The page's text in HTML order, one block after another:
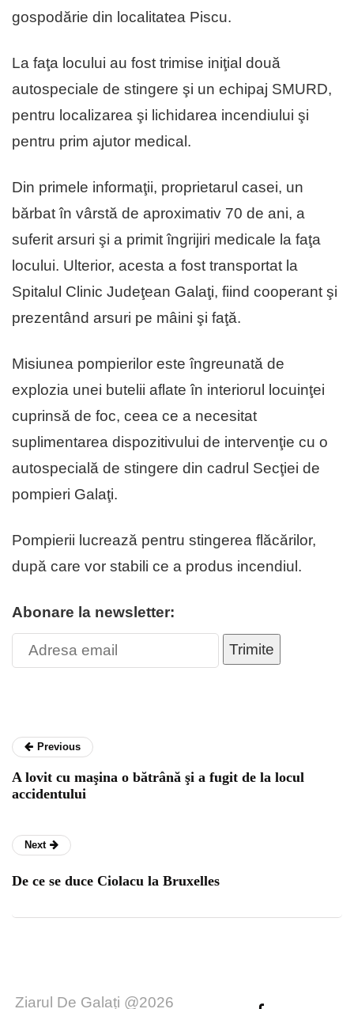
gospodărie din localitatea Piscu.
La faţa locului au fost trimise iniţial două
autospeciale de stingere şi un echipaj SMURD,
pentru localizarea şi lichidarea incendiului şi
pentru prim ajutor medical.
Din primele informaţii, proprietarul casei, un
bărbat în vârstă de aproximativ 70 de ani, a
suferit arsuri şi a primit îngrijiri medicale la faţa
locului. Ulterior, acesta a fost transportat la
Spitalul Clinic Judeţean Galaţi, fiind cooperant şi
prezentând arsuri pe mâini şi faţă.
Misiunea pompierilor este îngreunată de
explozia unei butelii aflate în interiorul locuinţei
cuprinsă de foc, ceea ce a necesitat
suplimentarea dispozitivului de intervenţie cu o
autospecială de stingere din cadrul Secţiei de
pompieri Galaţi.
Pompierii lucrează pentru stingerea flăcărilor,
după care vor stabili ce a produs incendiul.
Abonare la newsletter:
Trimite
Previous
A lovit cu maşina o bătrână şi a fugit de la locul
accidentului
Next
De ce se duce Ciolacu la Bruxelles
Ziarul De Galați @2026